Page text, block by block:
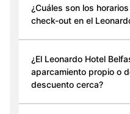
¿Cuáles son los
check-out en el
¿El Leonardo Hotel
aparcamiento propio o
descuento cerca?